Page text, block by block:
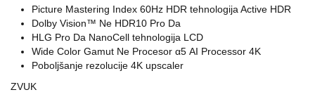
Picture Mastering Index 60Hz HDR tehnologija Active HDR
Dolby Vision™ Ne HDR10 Pro Da
HLG Pro Da NanoCell tehnologija LCD
Wide Color Gamut Ne Procesor α5 AI Processor 4K
Poboljšanje rezolucije 4K upscaler
ZVUK